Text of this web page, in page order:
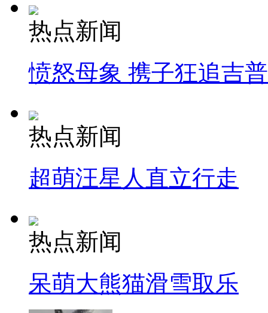
热点新闻
愤怒母象 携子狂追吉
热点新闻
超萌汪星人直立行走
热点新闻
呆萌大熊猫滑雪取乐